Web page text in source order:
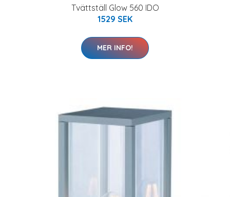
Tvättställ Glow 560 IDO
1529 SEK
MER INFO!